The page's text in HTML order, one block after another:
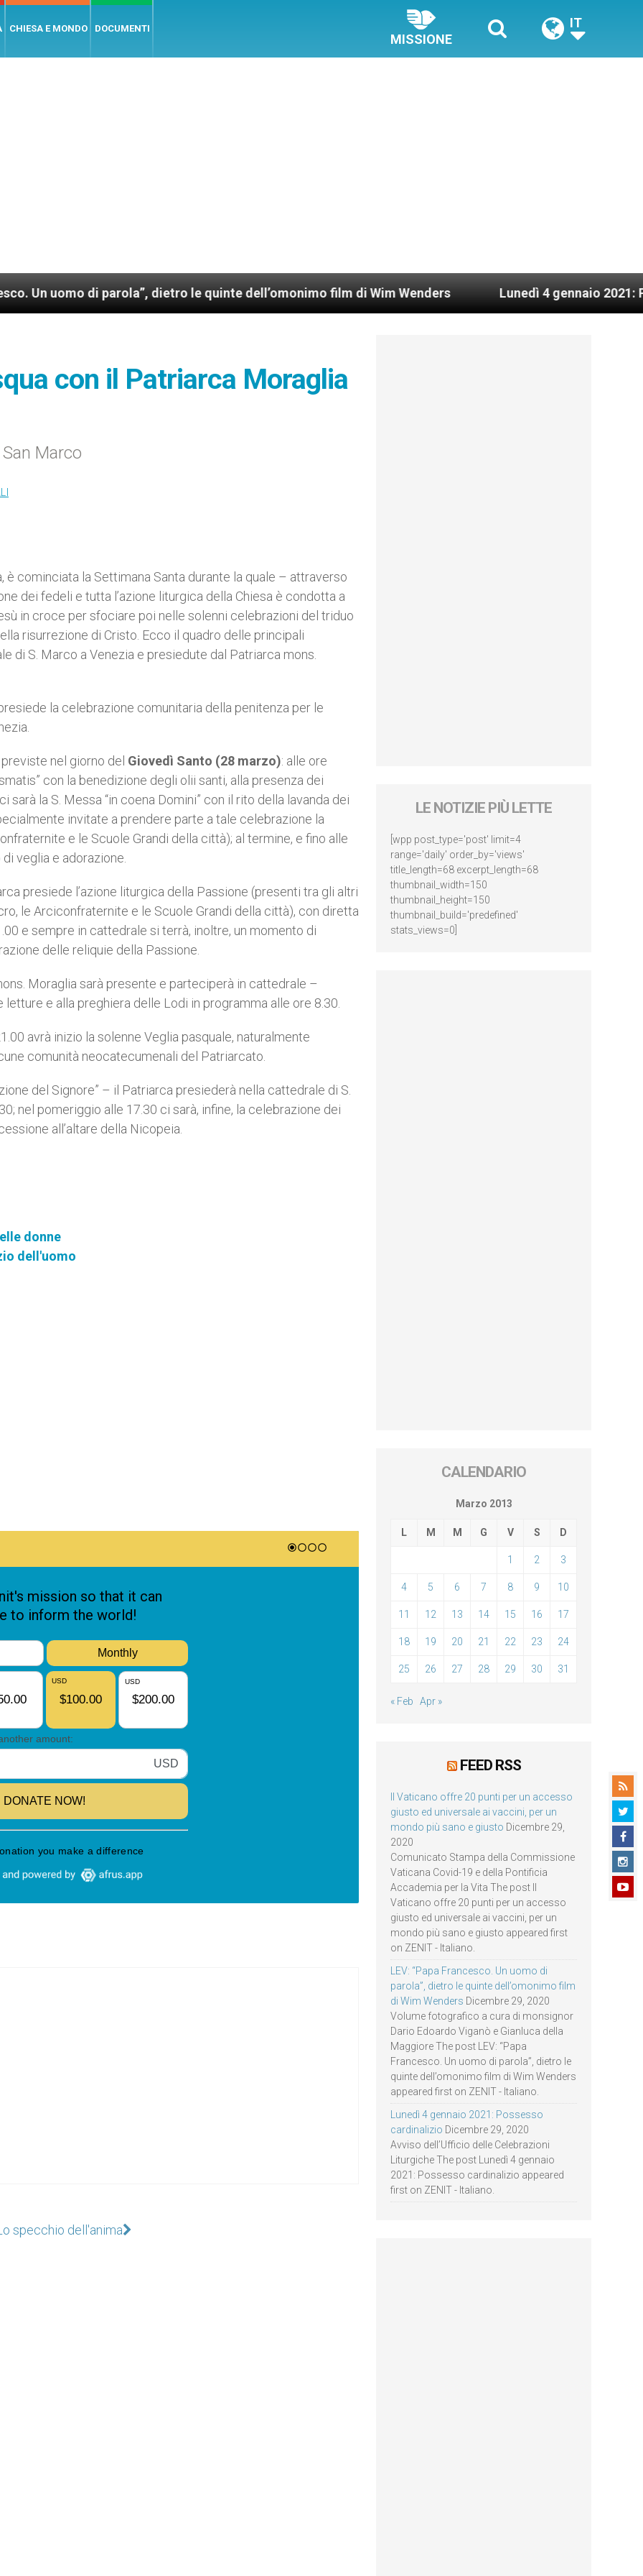
CHIESA E MONDO DOCUMENTI
MISSIONE
IT
di parola”, dietro le quinte dell’omonimo film di Wim Wenders Lunedì 4 gennaio 2021: Possesso
con il Patriarca Moraglia
Marco
è cominciata la Settimana Santa durante la quale – attraverso
dei fedeli e tutta l’azione liturgica della Chiesa è condotta a
in croce per sfociare poi nelle solenni celebrazioni del triduo
risurrezione di Cristo. Ecco il quadro delle principali
di S. Marco a Venezia e presiedute dal Patriarca mons.
la celebrazione comunitaria della penitenza per le
nel giorno del Giovedì Santo (28 marzo): alle ore
con la benedizione degli olii santi, alla presenza dei
la S. Messa “in coena Domini” con il rito della lavanda dei
invitate a prendere parte a tale celebrazione la
e le Scuole Grandi della città); al termine, e fino alle
veglia e adorazione.
presiede l’azione liturgica della Passione (presenti tra gli altri
le Arciconfraternite e le Scuole Grandi della città), con diretta
e sempre in cattedrale si terrà, inoltre, un momento di
delle reliquie della Passione.
Moraglia sarà presente e parteciperà in cattedrale –
e alla preghiera delle Lodi in programma alle ore 8.30.
avrà inizio la solenne Veglia pasquale, naturalmente
comunità neocatecumenali del Patriarcato.
del Signore” – il Patriarca presiederà nella cattedrale di S.
nel pomeriggio alle 17.30 ci sarà, infine, la celebrazione dei
all’altare della Nicopeia.
donne
dell'uomo
specchio dell'anima
LE NOTIZIE PIÙ LETTE
[wpp post_type='post' limit=4
range='daily' order_by='views'
title_length=68 excerpt_length=68
thumbnail_width=150
thumbnail_height=150
thumbnail_build='predefined'
stats_views=0]
CALENDARIO
Marzo 2013
L M M G V S D
1 2 3
4 5 6 7 8 9 10
11 12 13 14 15 16 17
18 19 20 21 22 23 24
25 26 27 28 29 30 31
« Feb Apr »
FEED RSS
Il Vaticano offre 20 punti per un accesso
giusto ed universale ai vaccini, per un
mondo più sano e giusto Dicembre 29,
2020
Comunicato Stampa della Commissione
Vaticana Covid-19 e della Pontificia
Accademia per la Vita The post Il
Vaticano offre 20 punti per un accesso
giusto ed universale ai vaccini, per un
mondo più sano e giusto appeared first
on ZENIT - Italiano.
LEV: “Papa Francesco. Un uomo di
parola”, dietro le quinte dell’omonimo film
di Wim Wenders Dicembre 29, 2020
Volume fotografico a cura di monsignor
Dario Edoardo Viganò e Gianluca della
Maggiore The post LEV: “Papa
Francesco. Un uomo di parola”, dietro le
quinte dell’omonimo film di Wim Wenders
appeared first on ZENIT - Italiano.
Lunedì 4 gennaio 2021: Possesso
cardinalizio Dicembre 29, 2020
Avviso dell’Ufficio delle Celebrazioni
Liturgiche The post Lunedì 4 gennaio
2021: Possesso cardinalizio appeared
first on ZENIT - Italiano.